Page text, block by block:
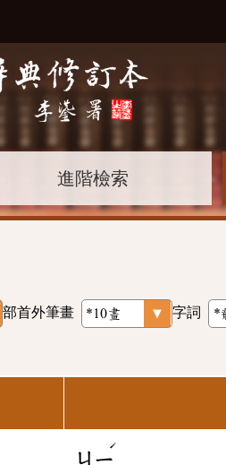
進階檢索
部首外筆畫 字詞
ㄐㄧ
ˊ